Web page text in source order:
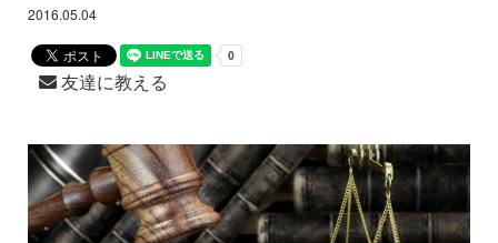
2016.05.04
友達に教える